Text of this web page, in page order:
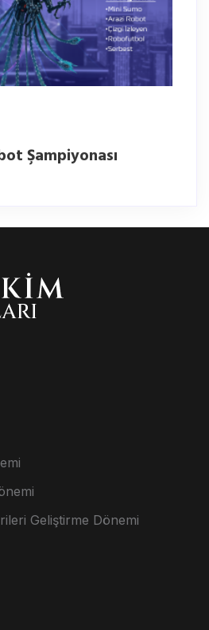
Şampiyonası
Geliştirme Dönemi